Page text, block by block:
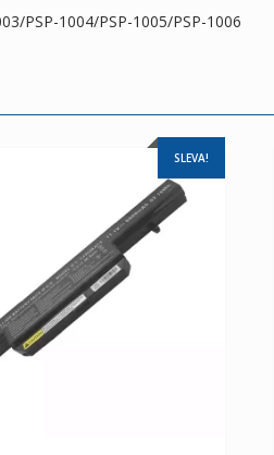
PSP-1004/PSP-1005/PSP-1006
SLEVA!